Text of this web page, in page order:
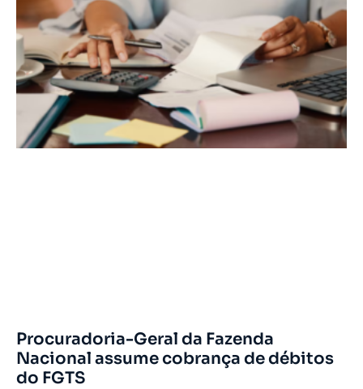
Procuradoria-Geral da Fazenda
Nacional assume cobrança de débitos
do FGTS